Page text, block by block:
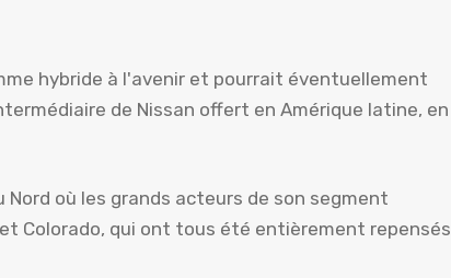
hybride à l'avenir et pourrait éventuellement
de Nissan offert en Amérique latine, en
où les grands acteurs de son segment
Colorado, qui ont tous été entièrement repensés